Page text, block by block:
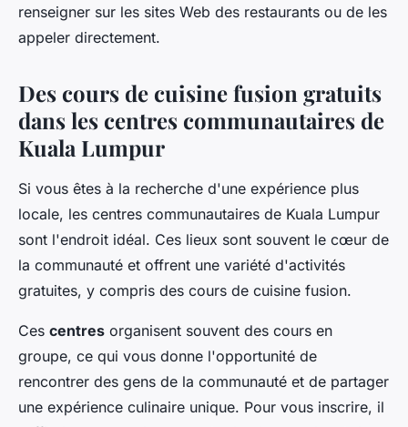
renseigner sur les sites Web des restaurants ou de les
appeler directement.
Des cours de cuisine fusion gratuits
dans les centres communautaires de
Kuala Lumpur
Si vous êtes à la recherche d'une expérience plus
locale, les centres communautaires de Kuala Lumpur
sont l'endroit idéal. Ces lieux sont souvent le cœur de
la communauté et offrent une variété d'activités
gratuites, y compris des cours de cuisine fusion.
Ces centres organisent souvent des cours en
groupe, ce qui vous donne l'opportunité de
rencontrer des gens de la communauté et de partager
une expérience culinaire unique. Pour vous inscrire, il